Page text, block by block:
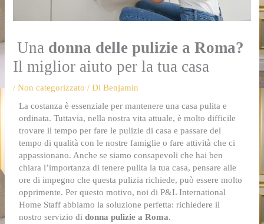
Una donna delle pulizie a Roma?
Il miglior aiuto per la tua casa
/Non categorizzato / DiBenjamin
La costanza è essenziale per mantenere una casa pulita e
ordinata. Tuttavia, nella nostra vita attuale, è molto difficile
trovare il tempo per fare le pulizie di casa e passare del
tempo di qualità con le nostre famiglie o fare attività che ci
appassionano. Anche se siamo consapevoli che hai ben
chiara l’importanza di tenere pulita la tua casa, pensare alle
ore di impegno che questa pulizia richiede, può essere molto
opprimente. Per questo motivo, noi di P&L International
Home Staff abbiamo la soluzione perfetta: richiedere il
nostro servizio didonna pulizie a Roma.